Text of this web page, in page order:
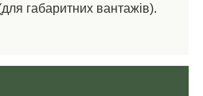
габаритних вантажів).